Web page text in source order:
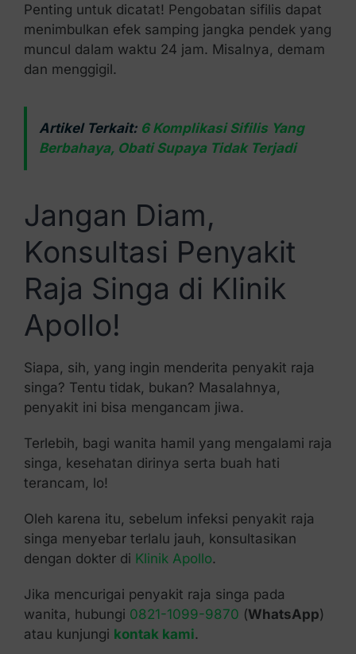
Penting untuk dicatat! Pengobatan sifilis dapat
menimbulkan efek samping jangka pendek yang
muncul dalam waktu 24 jam. Misalnya, demam
dan menggigil.
Artikel Terkait: 6 Komplikasi Sifilis Yang
Berbahaya, Obati Supaya Tidak Terjadi
Jangan Diam,
Konsultasi Penyakit
Raja Singa di Klinik
Apollo!
Siapa, sih, yang ingin menderita penyakit raja
singa? Tentu tidak, bukan? Masalahnya,
penyakit ini bisa mengancam jiwa.
Terlebih, bagi wanita hamil yang mengalami raja
singa, kesehatan dirinya serta buah hati
terancam, lo!
Oleh karena itu, sebelum infeksi penyakit raja
singa menyebar terlalu jauh, konsultasikan
dengan dokter di Klinik Apollo.
Jika mencurigai penyakit raja singa pada
wanita, hubungi 0821-1099-9870 (WhatsApp)
atau kunjungi kontak kami.